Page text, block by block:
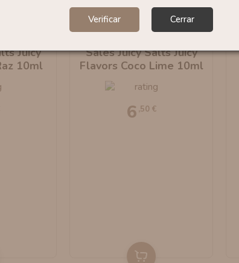
Verificar Cerrar
Juicy
10ml
Sales Juicy Salts Juicy
Flavors Coco Lime 10ml
6 ,50 €